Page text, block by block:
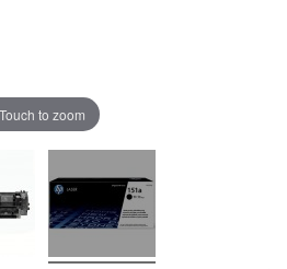
Touch to zoom